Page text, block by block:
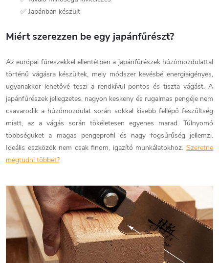
✅ Japánban készült
Miért szerezzen be egy japánfűrészt?
Az európai fűrészekkel ellentétben a japánfűrészek húzómozdulattal
történű vágásra készültek, mely módszer kevésbé energiaigényes,
ugyanakkor lehetővé teszi a rendkívül pontos és tiszta vágást. A
japánfűrészek jellegzetes, nagyon keskeny és rugalmas pengéje nem
csavarodik a húzómozdulat során sokkal kisebb fellépő feszültség
miatt, az a vágás során tökéletesen egyenes marad. Túlnyomó
többségüket a magas pengeprofil és nagy fogsűrűség jellemzi.
Ideális eszközök nem csak finom, igazító munkálatokhoz. Szeretne
megtudni többet?